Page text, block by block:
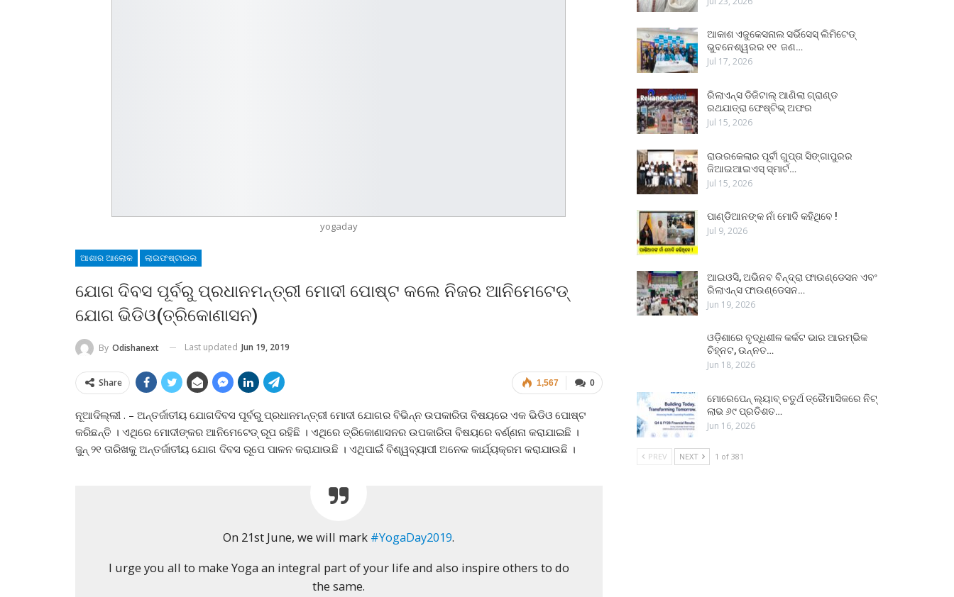
yogaday
ଆଶାର ଆଲୋକ ଲାଇଫଷ୍ଟାଇଲ
ଯୋଗ ଦିବସ ପୂର୍ବରୁ ପ୍ରଧାନମନ୍ତ୍ରୀ ମୋଦୀ ପୋଷ୍ଟ କଲେ ନିଜର ଆନିମେଟେଡ୍‌
ଯୋଗ ଭିଡିଓ(ତ୍ରିକୋଣାସନ)
By Odishanext Last updated Jun 19, 2019
0
1,567
Share
ନୂଆଦିଲ୍ଲୀ . – ଅନ୍ତର୍ଜାତୀୟ ଯୋଗଦିବସ ପୂର୍ବରୁ ପ୍ରଧାନମନ୍ତ୍ରୀ ମୋଦୀ ଯୋଗର ବିଭିନ୍ନ ଉପକାରିତା ବିଷୟରେ ଏକ ଭିଡିଓ ପୋଷ୍ଟ
କରିଛନ୍ତି । ଏଥିରେ ମୋଦୀଙ୍କର ଆନିମେଟେଡ୍‌ ରୂପ ରହିଛି । ଏଥିରେ ତ୍ରିକୋଣାସନର ଉପକାରିତା ବିଷୟରେ ବର୍ଣ୍ଣନା କରାଯାଇଛି ।
ଜୁନ୍‌ ୨୧ ତାରିଖକୁ ଅନ୍ତର୍ଜାତୀୟ ଯୋଗ ଦିବସ ରୂପେ ପାଳନ କରାଯାଉଛି । ଏଥିପାଇଁ ବିଶ୍ୱବ୍ୟାପୀ ଅନେକ କାର୍ଯ୍ୟକ୍ରମ କରାଯାଉଛି ।
On 21st June, we will mark #YogaDay2019.
I urge you all to make Yoga an integral part of your life and also inspire others to do
the same.
ଆକାଶ ଏଜୁକେସନାଲ ସର୍ଭିସେସ୍ ଲିମିଟେଡ୍
ଭୁବନେଶ୍ୱରର ୧୧ ଜଣ…
Jul 17, 2026
ରିଲାଏନ୍ସ ଡିଜିଟାଲ୍ ଆଣିଲା ଗ୍ରାଣ୍ଡ
ରଥଯାତ୍ରା ଫେଷ୍ଟିଭ୍ ଅଫର
Jul 15, 2026
ରାଉରକେଲାର ପୂର୍ବୀ ଗୁପ୍ତା ସିଙ୍ଗାପୁରର
ଜିଆଇଆଇଏସ୍ ସ୍ମାର୍ଟ…
Jul 15, 2026
ପାଣ୍ଡିଆନଙ୍କ ନାଁ ମୋଦି କହିଥିବେ !
Jul 9, 2026
ଆଇଓସି, ଅଭିନବ ବିନ୍ଦ୍ରା ଫାଉଣ୍ଡେସନ ଏବଂ
ରିଲାଏନ୍ସ ଫାଉଣ୍ଡେସନ…
Jun 19, 2026
ଓଡ଼ିଶାରେ ବୃଦ୍ଧିଶୀଳ କର୍କଟ ଭାର ଆରମ୍ଭିକ
ଚିହ୍ନଟ, ଉନ୍ନତ…
Jun 18, 2026
ମୋରେପେନ୍ ଲ୍ୟାବ୍ ଚତୁର୍ଥ ତ୍ରୈମାସିକରେ ନିଟ୍
ଲାଭ ୬୯ ପ୍ରତିଶତ…
Jun 16, 2026
PREV NEXT 1 of 381